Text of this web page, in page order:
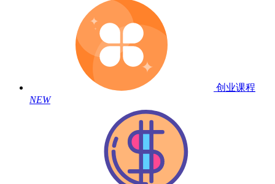
创业课程
NEW